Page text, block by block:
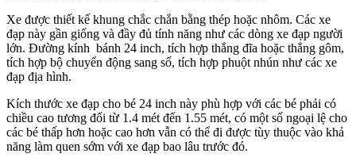
Xe được thiết kế khung chắc chắn bằng thép hoặc nhôm. Các xe
đạp này gần giống và đầy đủ tính năng như các dòng xe đạp người
lớn. Đường kính bánh 24 inch, tích hợp thắng đĩa hoặc thắng gôm,
tích hợp bộ chuyển động sang số, tích hợp phuột nhún như các xe
đạp địa hình.
Kích thước xe đạp cho bé 24 inch này phù hợp với các bé phải có
chiều cao tương đối từ 1.4 mét đến 1.55 mét, có một số ngoại lệ cho
các bé thấp hơn hoặc cao hơn vẫn có thể đi được tùy thuộc vào khả
năng làm quen sớm với xe đạp bao lâu trước đó.